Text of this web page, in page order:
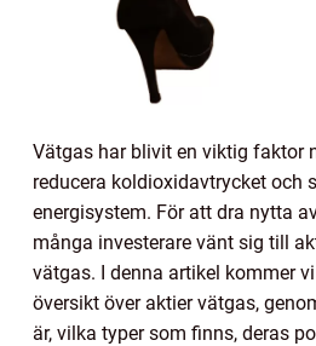
Vätgas har blivit en viktig faktor
reducera koldioxidavtrycket och
energisystem. För att dra nytta
många investerare vänt sig till
vätgas. I denna artikel kommer
översikt över aktier vätgas,
är, vilka typer som finns, deras